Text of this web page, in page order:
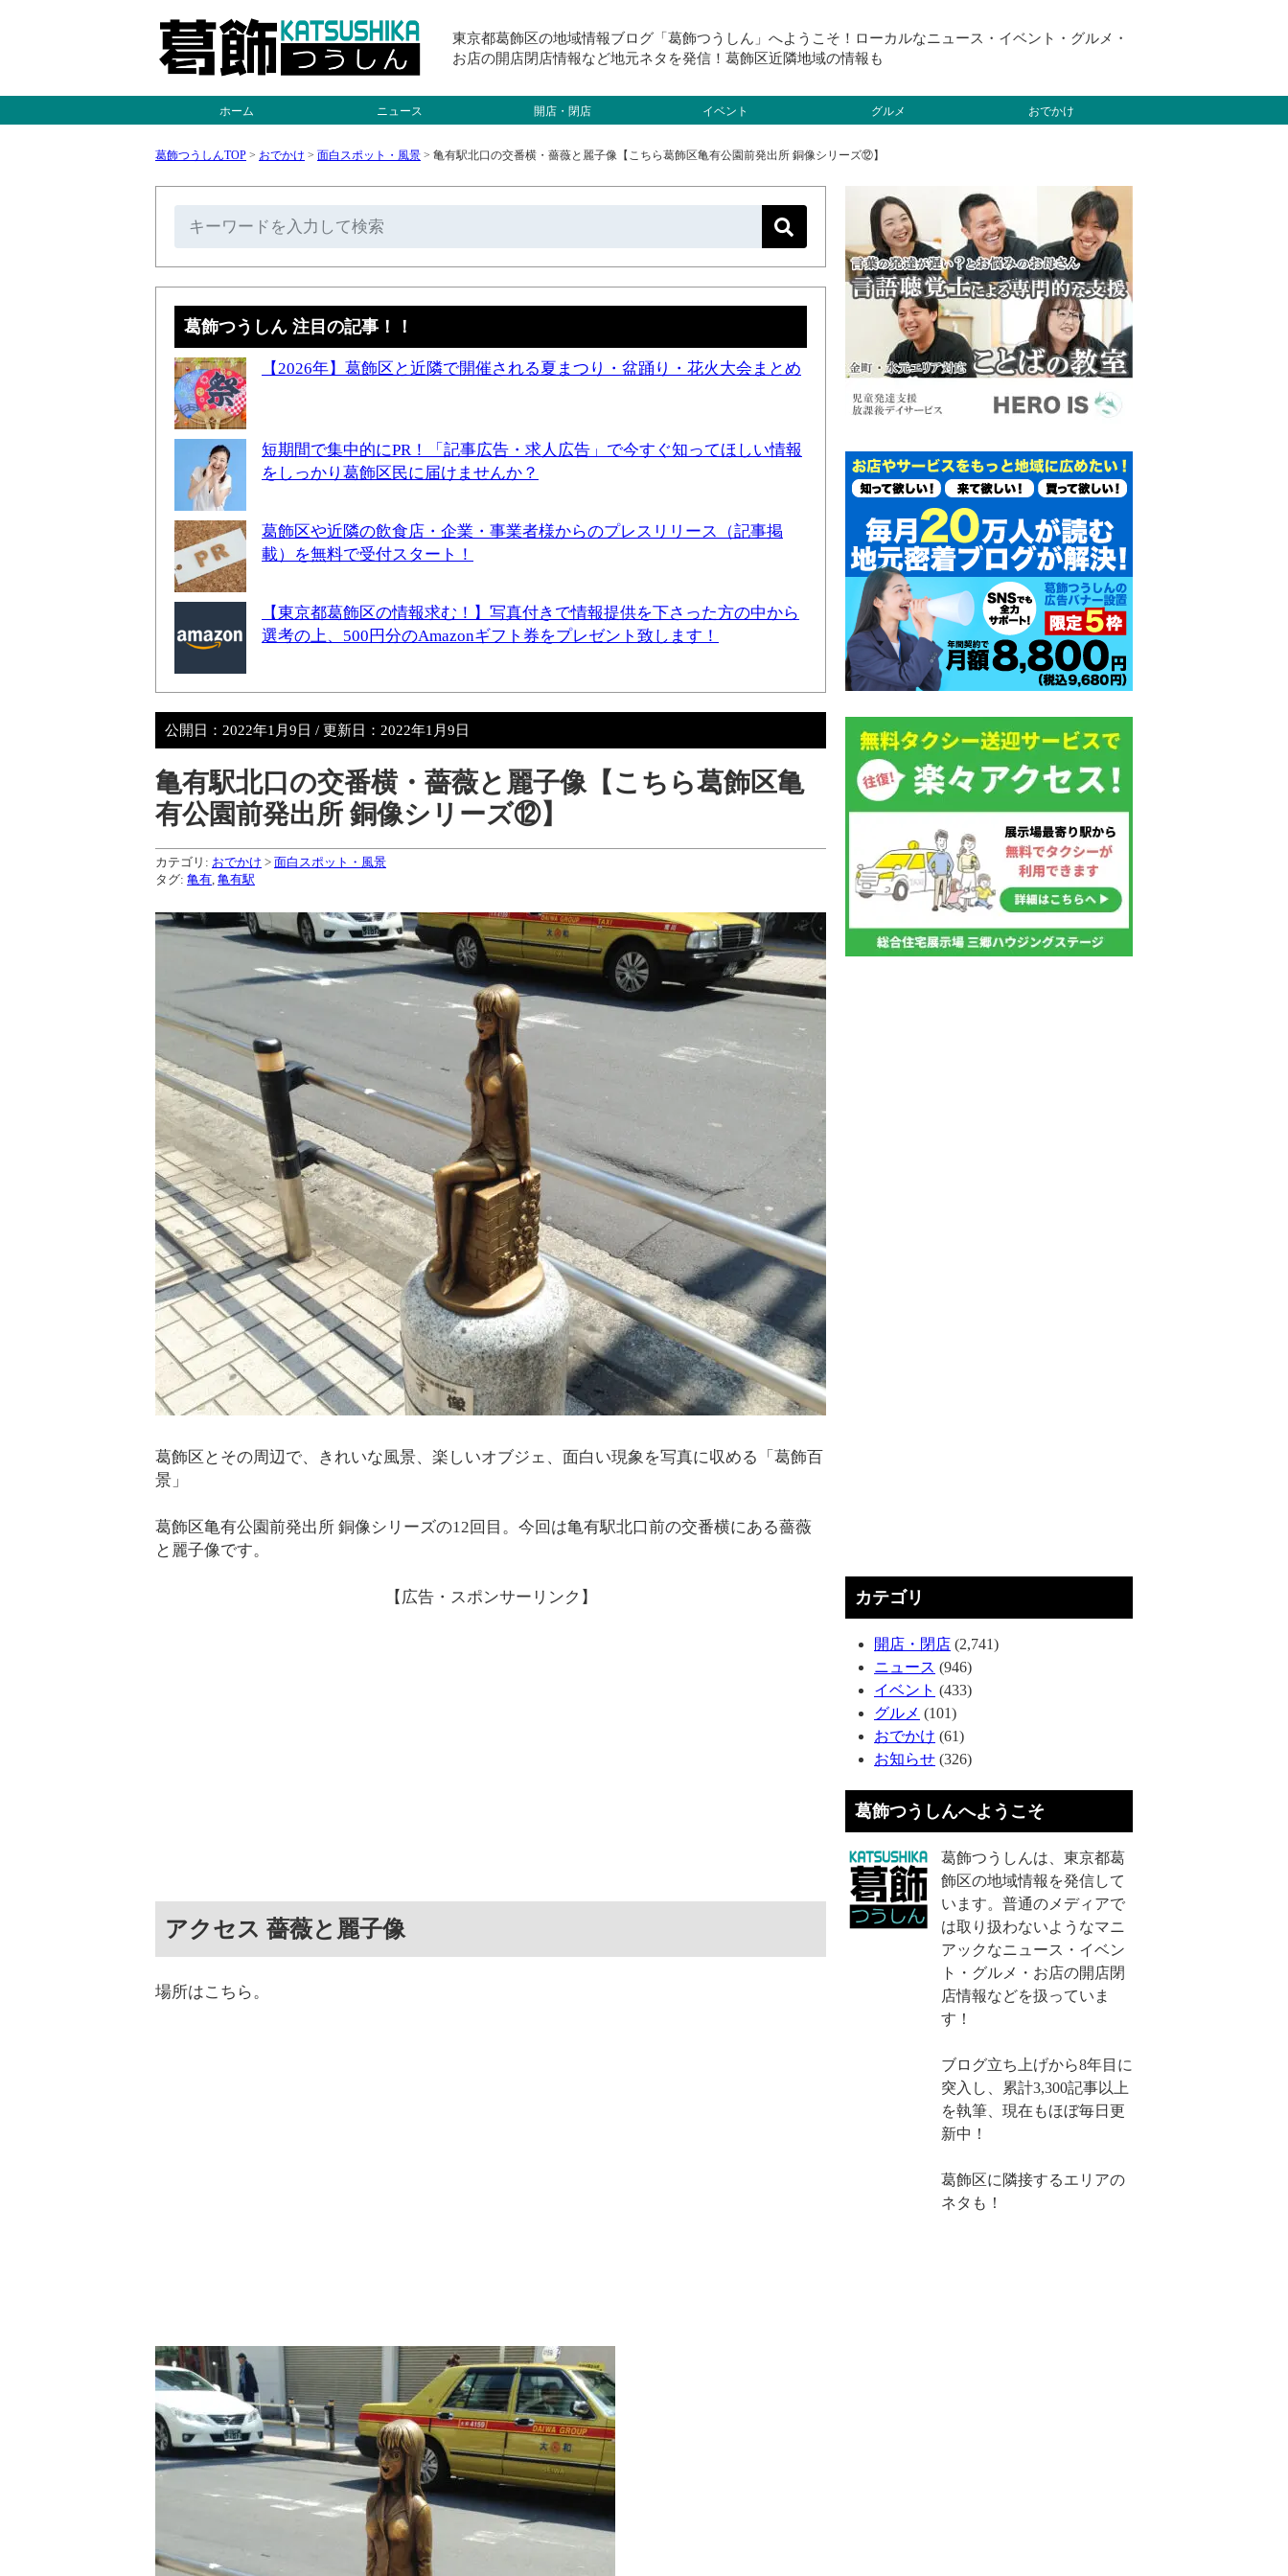
東京都葛飾区の地域情報ブログ「葛飾つうしん」へようこそ！ローカルなニュース・イベント・グルメ・
お店の開店閉店情報など地元ネタを発信！葛飾区近隣地域の情報も
ホーム ニュース 開店・閉店 イベント グルメ おでかけ
葛飾つうしんTOP > おでかけ > 面白スポット・風景 > 亀有駅北口の交番横・薔薇と麗子像【こちら葛飾区亀有公園前発出所 銅像シリーズ⑫】
葛飾つうしん 注目の記事！！
【2026年】葛飾区と近隣で開催される夏まつり・盆踊り・花火大会まとめ
短期間で集中的にPR！「記事広告・求人広告」で今すぐ知ってほしい情報
をしっかり葛飾区民に届けませんか？
葛飾区や近隣の飲食店・企業・事業者様からのプレスリリース（記事掲
載）を無料で受付スタート！
【東京都葛飾区の情報求む！】写真付きで情報提供を下さった方の中から
選考の上、500円分のAmazonギフト券をプレゼント致します！
公開日： 2022年1月9日 / 更新日： 2022年1月9日
亀有駅北口の交番横・薔薇と麗子像【こちら葛飾区亀
有公園前発出所 銅像シリーズ⑫】
カテゴリ: おでかけ > 面白スポット・風景
タグ: 亀有 亀有駅
葛飾区とその周辺で、きれいな風景、楽しいオブジェ、面白い現象を写真に収める「葛飾百
景」
葛飾区亀有公園前発出所 銅像シリーズの12回目。今回は亀有駅北口前の交番横にある薔薇
と麗子像です。
【広告・スポンサーリンク】
アクセス 薔薇と麗子像
場所はこちら。
カテゴリ
開店・閉店 (2,741)
ニュース (946)
イベント (433)
グルメ (101)
おでかけ (61)
お知らせ (326)
葛飾つうしんへようこそ
葛飾つうしんは、東京都葛
飾区の地域情報を発信して
います。普通のメディアで
は取り扱わないようなマニ
アックなニュース・イベン
ト・グルメ・お店の開店閉
店情報などを扱っていま
す！
ブログ立ち上げから8年目に
突入し、累計3,300記事以上
を執筆、現在もほぼ毎日更
新中！
葛飾区に隣接するエリアの
ネタも！